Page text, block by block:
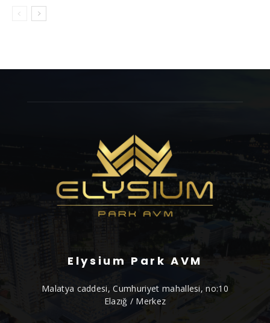
Elysium Park AVM
Malatya caddesi, Cumhuriyet mahallesi, no:10
Elazığ / Merkez